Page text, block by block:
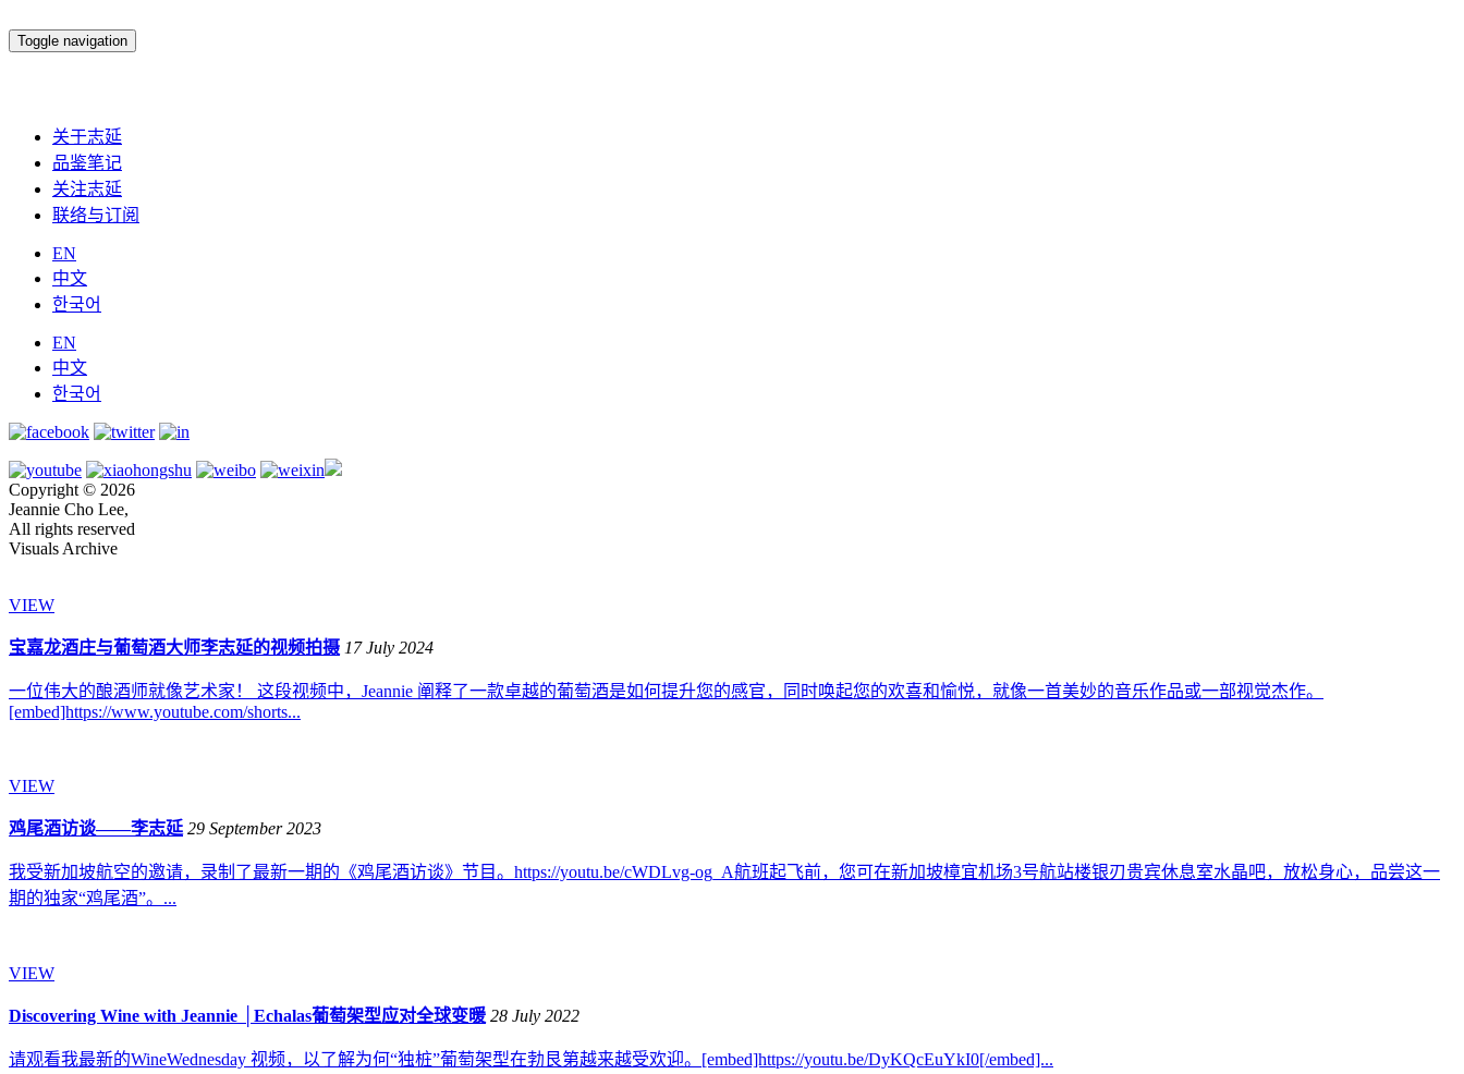
Toggle navigation
关于志延
品鉴笔记
关注志延
联络与订阅
EN
中文
한국어
EN
中文
한국어
Copyright © 2026
Jeannie Cho Lee,
All rights reserved
Visuals Archive
VIEW
宝嘉龙酒庄与葡萄酒大师李志延的视频拍摄 17 July 2024
一位伟大的酿酒师就像艺术家！ 这段视频中，Jeannie 阐释了一款卓越的葡萄酒是如何提升您的感官，同时唤起您的欢喜和愉悦，就像一首美妙的音乐作品或一部视觉杰作。
[embed]https://www.youtube.com/shorts...
VIEW
鸡尾酒访谈——李志延 29 September 2023
我受新加坡航空的邀请，录制了最新一期的《鸡尾酒访谈》节目。https://youtu.be/cWDLvg-og_A航班起飞前，您可在新加坡樟宜机场3号航站楼银刃贵宾休息室水晶吧，放松身心，品尝这一
期的独家“鸡尾酒”。...
VIEW
Discovering Wine with Jeannie │Echalas葡萄架型应对全球变暖 28 July 2022
请观看我最新的WineWednesday 视频，以了解为何“独桩”葡萄架型在勃艮第越来越受欢迎。[embed]https://youtu.be/DyKQcEuYkI0[/embed]...